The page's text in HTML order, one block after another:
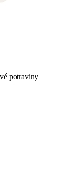
potraviny